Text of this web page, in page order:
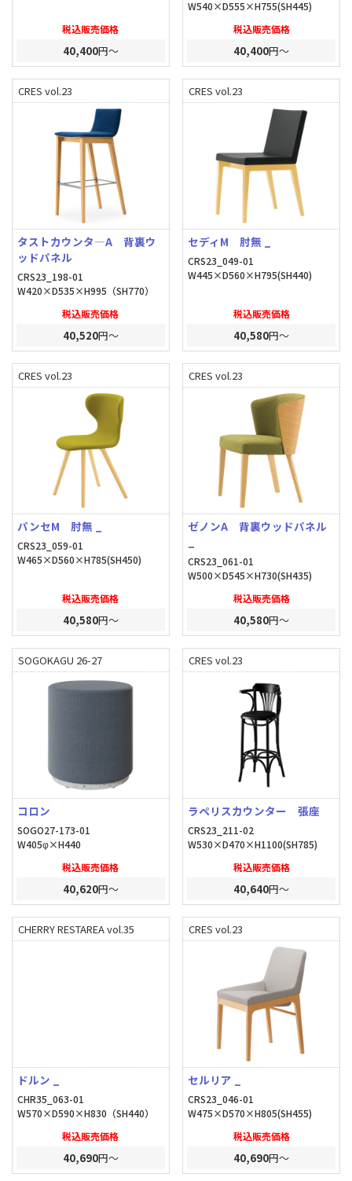
税込販売価格
40,400円～
W540×D555×H755(SH445)
税込販売価格
40,400円～
CRES vol.23
タストカウンタ―A 背裏ウ
ッドパネル
CRS23_198-01
W420×D535×H995（SH770）
税込販売価格
40,520円～
CRES vol.23
セディM 肘無 _
CRS23_049-01
W445×D560×H795(SH440)
税込販売価格
40,580円～
CRES vol.23
パンセM 肘無 _
CRS23_059-01
W465×D560×H785(SH450)
税込販売価格
40,580円～
CRES vol.23
ゼノンA 背裏ウッドパネル
CRS23_061-01
W500×D545×H730(SH435)
税込販売価格
40,580円～
SOGOKAGU 26-27
コロン
SOGO27-173-01
W405φ×H440
税込販売価格
40,620円～
CRES vol.23
ラペリスカウンター 張座
CRS23_211-02
W530×D470×H1100(SH785)
税込販売価格
40,640円～
CHERRY RESTAREA vol.35
ドルン _
CHR35_063-01
W570×D590×H830（SH440）
税込販売価格
40,690円～
CRES vol.23
セルリア _
CRS23_046-01
W475×D570×H805(SH455)
税込販売価格
40,690円～